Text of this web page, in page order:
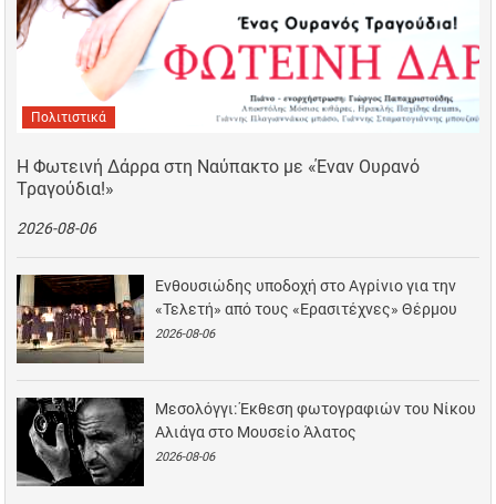
Πολιτιστικά
Η Φωτεινή Δάρρα στη Ναύπακτο με «Έναν Ουρανό
Τραγούδια!»
2026-08-06
Ενθουσιώδης υποδοχή στο Αγρίνιο για την
«Τελετή» από τους «Ερασιτέχνες» Θέρμου
2026-08-06
Μεσολόγγι: Έκθεση φωτογραφιών του Νίκου
Αλιάγα στο Μουσείο Άλατος
2026-08-06